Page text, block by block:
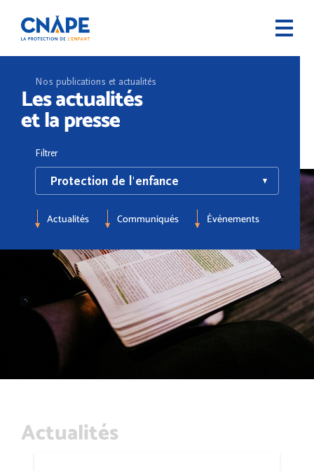
Nos publications et actualités
Les actualités
et la presse
Filtrer
Actualités Communiqués Événements
Actualités